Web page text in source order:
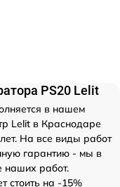
PS20 Lelit
в нашем
Lelit в Краснодаре
На все виды работ
гарантию - мы в
наших работ.
стоить на -15%